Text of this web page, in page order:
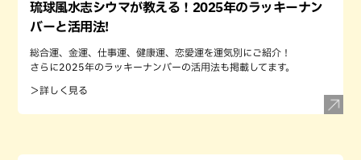
琉球風水志シウマが教える！2025年のラッキーナン
バーと活用法!
総合運、金運、仕事運、健康運、恋愛運を運気別にご紹介！
さらに2025年のラッキーナンバーの活用法も掲載してます。
＞詳しく見る